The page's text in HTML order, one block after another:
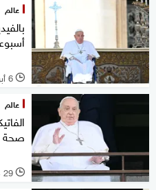
عالم
l 6 أبريل 2025
عالم
صحة
l 29 مارس 2025